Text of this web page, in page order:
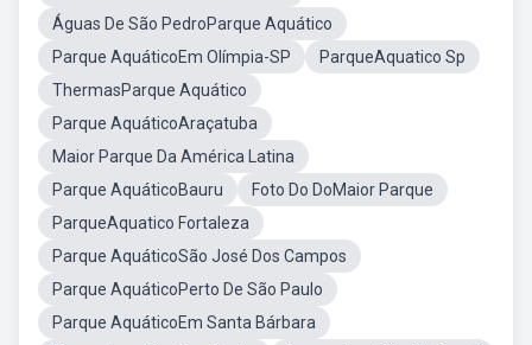
Águas De São PedroParque Aquático
Parque AquáticoEm Olímpia-SP
ParqueAquatico Sp
ThermasParque Aquático
Parque AquáticoAraçatuba
Maior Parque Da América Latina
Parque AquáticoBauru
Foto Do DoMaior Parque
ParqueAquatico Fortaleza
Parque AquáticoSão José Dos Campos
Parque AquáticoPerto De São Paulo
Parque AquáticoEm Santa Bárbara